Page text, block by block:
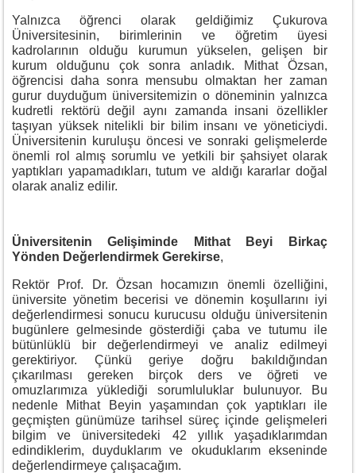
Yalnızca öğrenci olarak geldiğimiz Çukurova
Üniversitesinin, birimlerinin ve öğretim üyesi
kadrolarının olduğu kurumun yükselen, gelişen bir
kurum olduğunu çok sonra anladık. Mithat Özsan,
öğrencisi daha sonra mensubu olmaktan her zaman
gurur duyduğum üniversitemizin o döneminin yalnızca
kudretli rektörü değil aynı zamanda insani özellikler
taşıyan yüksek nitelikli bir bilim insanı ve yöneticiydi.
Üniversitenin kuruluşu öncesi ve sonraki gelişmelerde
önemli rol almış sorumlu ve yetkili bir şahsiyet olarak
yaptıkları yapamadıkları, tutum ve aldığı kararlar doğal
olarak analiz edilir.
Üniversitenin Gelişiminde Mithat Beyi Birkaç
Yönden Değerlendirmek Gerekirse,
Rektör Prof. Dr. Özsan hocamızın önemli özelliğini,
üniversite yönetim becerisi ve dönemin koşullarını iyi
değerlendirmesi sonucu kurucusu olduğu üniversitenin
bugünlere gelmesinde gösterdiği çaba ve tutumu ile
bütünlüklü bir değerlendirmeyi ve analiz edilmeyi
gerektiriyor. Çünkü geriye doğru bakıldığından
çıkarılması gereken birçok ders ve öğreti ve
omuzlarımıza yüklediği sorumluluklar bulunuyor. Bu
nedenle Mithat Beyin yaşamından çok yaptıkları ile
geçmişten günümüze tarihsel süreç içinde gelişmeleri
bilgim ve üniversitedeki 42 yıllık yaşadıklarımdan
edindiklerim, duyduklarım ve okuduklarım ekseninde
değerlendirmeye çalışacağım.